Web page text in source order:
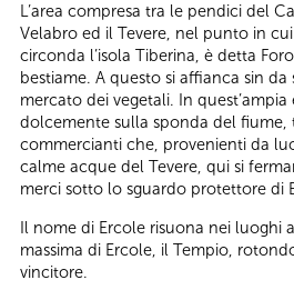
L’area compresa tra le pendici del
Velabro ed il Tevere, nel punto in
circonda l’isola Tiberina, è detta
bestiame. A questo si affianca sin
mercato dei vegetali. In
dolcemente sulla sponda del
commercianti che, provenienti da
calme acque del Tevere, qui si
merci sotto lo sguardo protettore di
Il nome di Ercole risuona nei luoghi
massima di Ercole, il Tempio,
vincitore.